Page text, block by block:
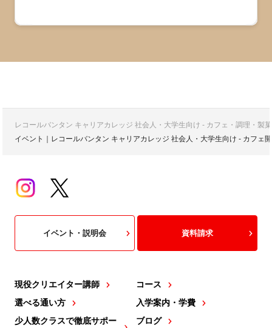
レコールバンタン キャリアカレッジ 社会人・大学生向け - カフェ・調理・製
イベント｜レコールバンタン キャリアカレッジ 社会人・大学生向け - カフェ
現役クリエイター講師
選べる通い方
少人数クラスで徹底サポー
コース
入学案内・学費
ブログ
イベント・説明会 資料請求